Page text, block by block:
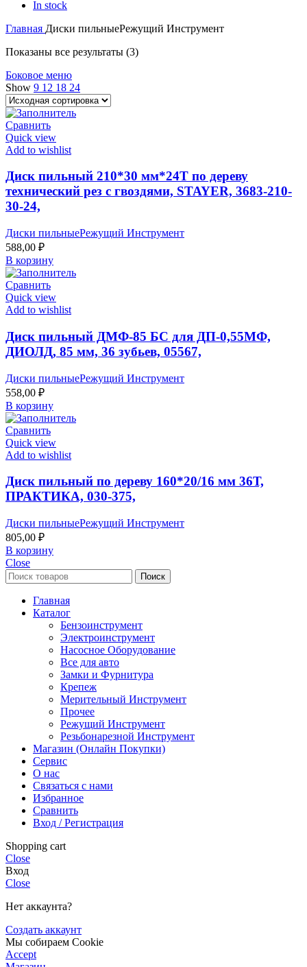
In stock
Главная Диски пильныеРежущий Инструмент
Показаны все результаты (3)
Боковое меню
Show 9 12 18 24
Сравнить
Quick view
Add to wishlist
Диск пильный 210*30 мм*24Т по дереву
технический рез с гвоздями, STAYER, 3683-210-
30-24,
Диски пильныеРежущий Инструмент
588,00 ₽
В корзину
Сравнить
Quick view
Add to wishlist
Диск пильный ДМФ-85 БС для ДП-0,55МФ,
ДИОЛД, 85 мм, 36 зубьев, 05567,
Диски пильныеРежущий Инструмент
558,00 ₽
В корзину
Сравнить
Quick view
Add to wishlist
Диск пильный по дереву 160*20/16 мм 36Т,
ПРАКТИКА, 030-375,
Диски пильныеРежущий Инструмент
805,00 ₽
В корзину
Close
Поиск
Главная
Каталог
Бензоинструмент
Электроинструмент
Насосное Оборудование
Все для авто
Замки и Фурнитура
Крепеж
Мерительный Инструмент
Прочее
Режущий Инструмент
Резьбонарезной Инструмент
Магазин (Онлайн Покупки)
Сервис
О нас
Связаться с нами
Избранное
Сравнить
Вход / Регистрация
Shopping cart
Close
Вход
Close
Нет аккаунта?
Создать аккаунт
Мы собираем Cookie
Accept